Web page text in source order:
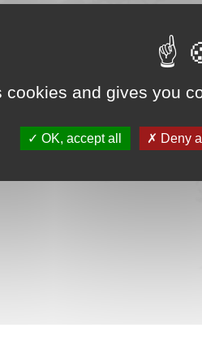
10/CBE-68.pdf
de pâtes de cellulose
ainsi les besoins
du dispositif d’appels
installations bois-énergie
cookies and gives you
OK, accept all Deny